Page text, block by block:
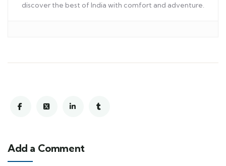
discover the best of India with comfort and adventure.
Add a Comment